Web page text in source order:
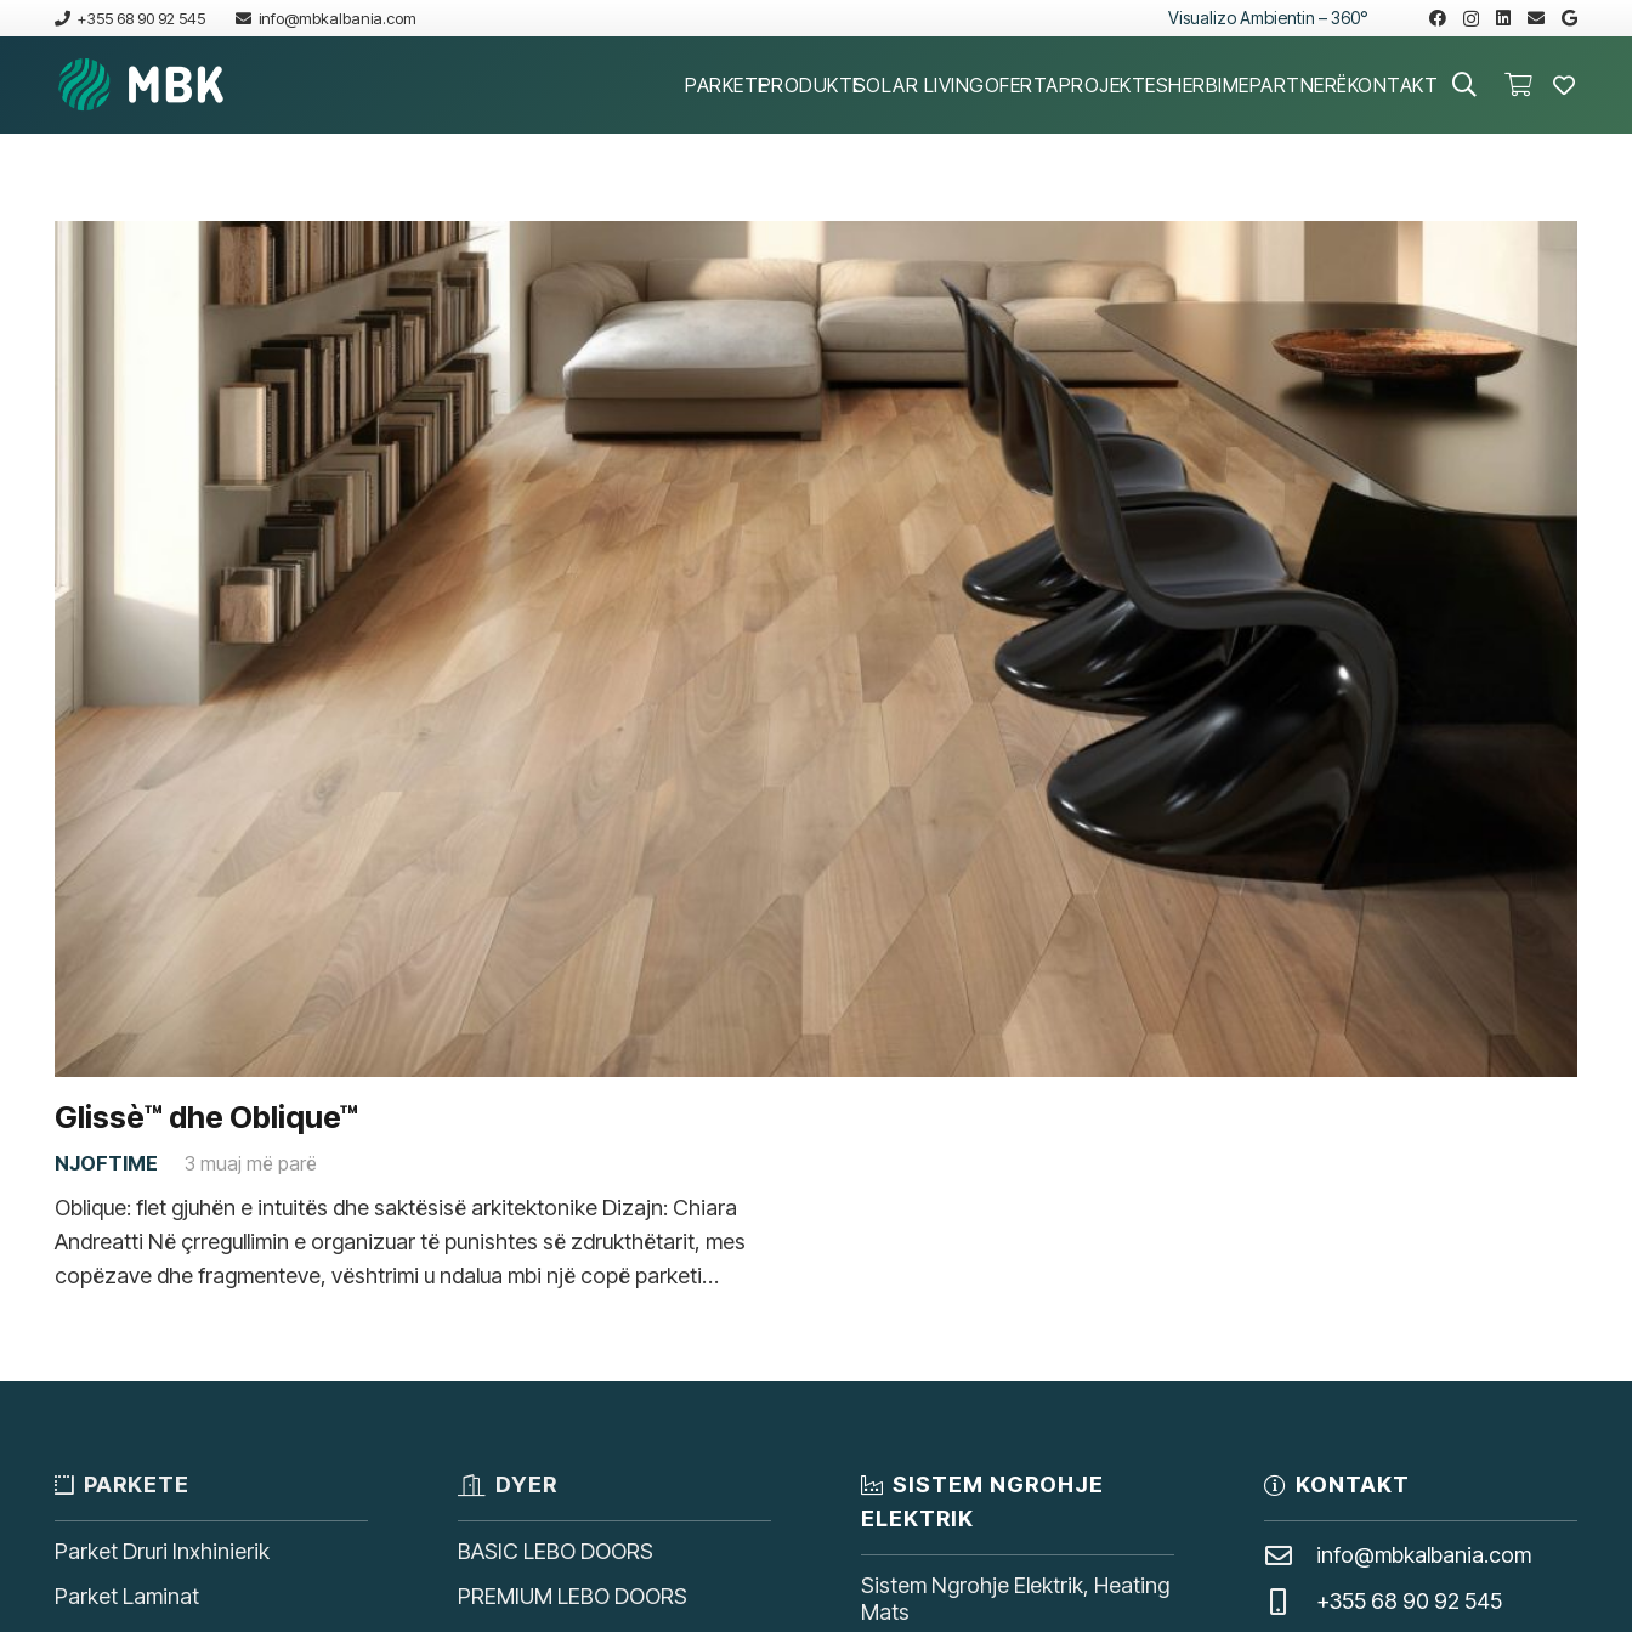
+355 68 90 92 545 info@mbkalbania.com Visualizo Ambientin – 360°
PARKETEPRODUKTESOLAR LIVINGOFERTAPROJEKTESHERBIMEPARTNERËKONTAKT
Glissè™ dhe Oblique™
NJOFTIME 3 muaj më parë
Oblique: flet gjuhën e intuitës dhe saktësisë arkitektonike Dizajn: Chiara
Andreatti Në çrregullimin e organizuar të punishtes së zdrukthëtarit, mes
copëzave dhe fragmenteve, vështrimi u ndalua mbi një copë parketi…
PARKETE
Parket Druri Inxhinierik
Parket Laminat
DYER
BASIC LEBO DOORS
PREMIUM LEBO DOORS
SISTEM NGROHJE
ELEKTRIK
Sistem Ngrohje Elektrik, Heating
Mats
KONTAKT
info@mbkalbania.com
+355 68 90 92 545